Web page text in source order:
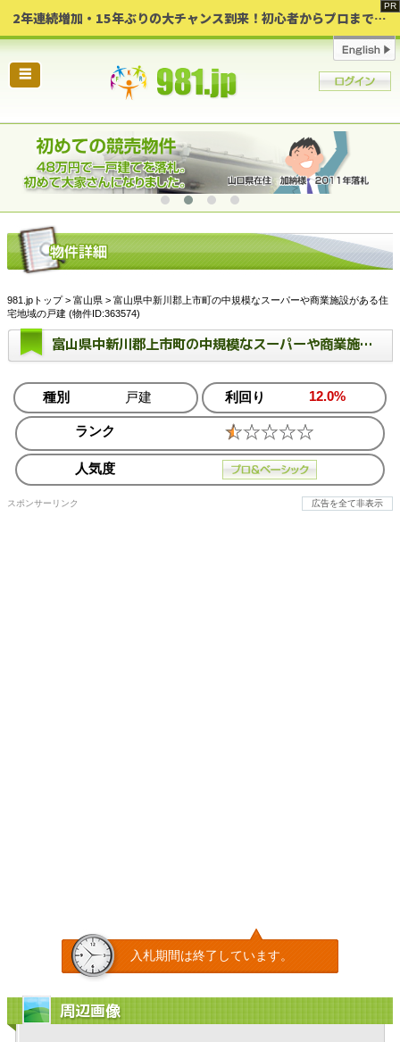
2年連続増加・15年ぶりの大チャンス到来！初心者からプロまで網羅する「競売不動産・超実践投資セミナー」♦神奈川県 横浜 in 神奈川
☰
981.jpトップ> 富山県 > 富山県中新川郡上市町の中規模なスーパーや商業施設がある住
宅地域の戸建 (物件ID:363574)
富山県中新川郡上市町の中規模なスーパーや商業施設がある住宅地域の戸建
種別 戸建 利回り 12.0%
ランク
人気度
スポンサーリンク 広告を全て非表示
入札期間は終了しています。
周辺画像